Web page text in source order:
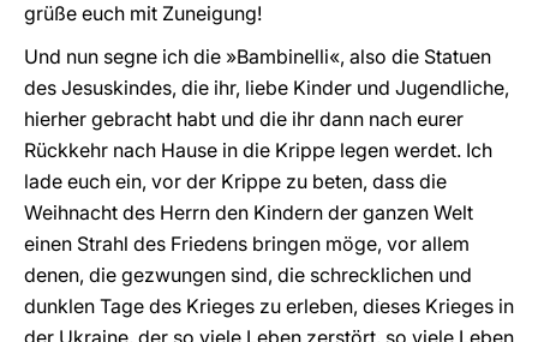
grüße euch mit Zuneigung!
Und nun segne ich die »Bambinelli«, also die Statuen
des Jesuskindes, die ihr, liebe Kinder und Jugendliche,
hierher gebracht habt und die ihr dann nach eurer
Rückkehr nach Hause in die Krippe legen werdet. Ich
lade euch ein, vor der Krippe zu beten, dass die
Weihnacht des Herrn den Kindern der ganzen Welt
einen Strahl des Friedens bringen möge, vor allem
denen, die gezwungen sind, die schrecklichen und
dunklen Tage des Krieges zu erleben, dieses Krieges in
der Ukraine, der so viele Leben zerstört, so viele Leben